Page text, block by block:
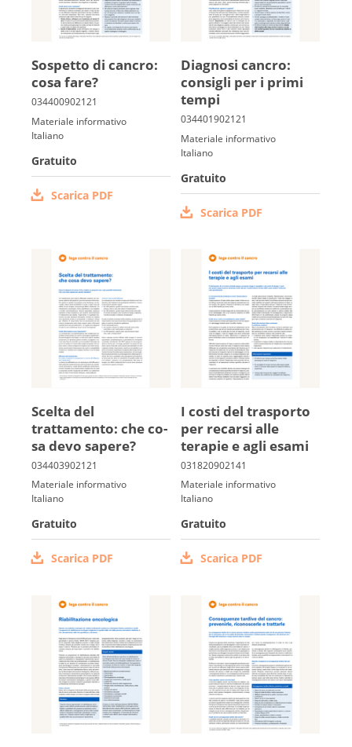
So­spetto di cancro:
co­sa fare?
Materiale informativo
Italiano
Gratuito
Scarica PDF
Diagno­si cancro:
con­sigli per i primi
tempi
Materiale informativo
Italiano
Gratuito
Scarica PDF
Scelta del
trattamento: che co­
sa devo sapere?
Materiale informativo
Italiano
Gratuito
Scarica PDF
I co­sti del tra­sporto
per recar­si alle
terapie e agli esami
Materiale informativo
Italiano
Gratuito
Scarica PDF